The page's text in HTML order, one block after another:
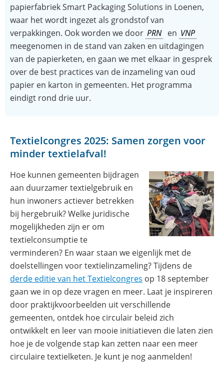
papierfabriek Smart Packaging Solutions in Loenen,
waar het wordt ingezet als grondstof van
verpakkingen. Ook worden we door PRN en VNP
meegenomen in de stand van zaken en uitdagingen
van de papierketen, en gaan we met elkaar in gesprek
over de best practices van de inzameling van oud
papier en karton in gemeenten. Het programma
eindigt rond drie uur.
Textielcongres 2025: Samen zorgen voor
minder textielafval!
Hoe kunnen gemeenten bijdragen
aan duurzamer textielgebruik en
hun inwoners actiever betrekken
bij hergebruik? Welke juridische
mogelijkheden zijn er om
textielconsumptie te
verminderen? En waar staan we eigenlijk met de
doelstellingen voor textielinzameling? Tijdens de
derde editie van het Textielcongres op 18 september
gaan we in op deze vragen en meer. Laat je inspireren
door praktijkvoorbeelden uit verschillende
gemeenten, ontdek hoe circulair beleid zich
ontwikkelt en leer van mooie initiatieven die laten zien
hoe je de volgende stap kan zetten naar een meer
circulaire textielketen. Je kunt je nog aanmelden!